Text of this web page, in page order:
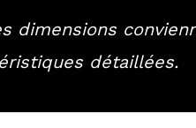
dimensions
détaillées.